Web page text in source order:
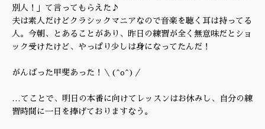
別人！」て言ってもらえた♪
夫は素人だけどクラシックマニアなので音楽を聴く耳は持ってる
人。今朝、とあることがあり、昨日の練習が全く無意味だとショ
ック受けたけど、やっぱり少しは身になってたんだ！
がんばった甲斐あった！＼(^o^)／
…てことで、明日の本番に向けてレッスンはお休みし、自分の練
習時間に一日を捧げておりますなう。